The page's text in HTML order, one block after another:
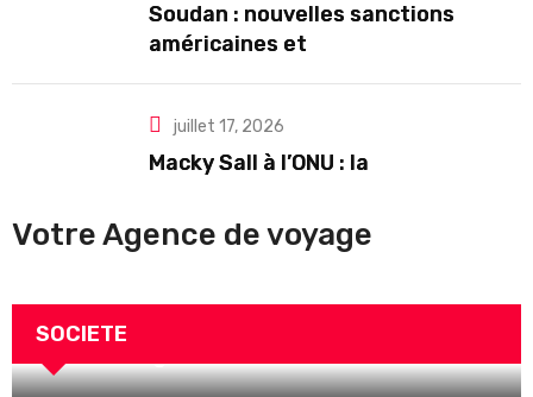
Soudan : nouvelles sanctions
américaines et
juillet 17, 2026
Macky Sall à l’ONU : la
Votre Agence de voyage
SOCIETE
ACTUALITE DIASPORA
EDUCATION
ENVIRONNEMENT
POLITIQUE
RELIGION SANTE
Dialogue national : Diomaye Faye change